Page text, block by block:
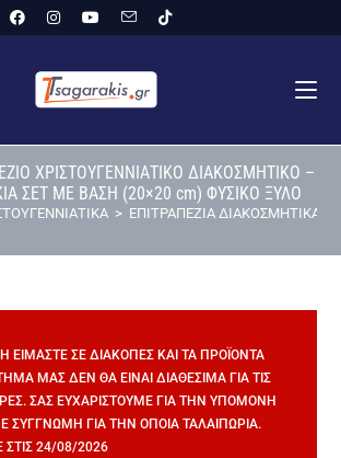
ΧΡΙΣΤΟΥΓΕΝΝΙΑΤΙΚΟ ΔΙΑΚΟΣΜΗΤΙΚΟ –
ΣΕΤ ΜΕ ΒΑΣΗ (20×20 cm) ΦΥΣΙΚΟ ΞΥΛΟ
> ΕΠΙΤΡΑΠΕΖΙΑ ΔΙΑΚΟΣΜΗΤΙΚΑ
ΕΊΜΑΣΤΕ ΣΕ ΔΙΑΚΟΠΈΣ ΚΑΙ ΤΑ ΠΡΟΪΌΝΤΑ
ΜΑΣ ΔΕΝ ΘΑ ΕΊΝΑΙ ΔΙΑΘΈΣΙΜΑ ΓΙΑ ΤΙΣ
ΣΑΣ ΕΥΧΑΡΙΣΤΟΎΜΕ ΓΙΑ ΤΗΝ ΥΠΟΜΟΝΉ
ΣΥΓΓΝΏΜΗ ΓΙΑ ΤΗΝ ΌΠΟΙΑ ΤΑΛΑΙΠΩΡΊΑ.
24/08/2026